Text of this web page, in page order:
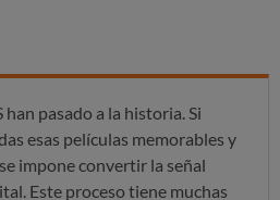
han pasado a la historia. Si
esas películas memorables y
impone convertir la señal
Este proceso tiene muchas